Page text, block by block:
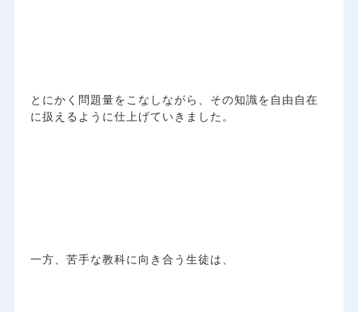
とにかく問題量をこなしながら、その知識を自由自在
に扱えるように仕上げていきました。
一方、苦手な教科に向き合う生徒は、